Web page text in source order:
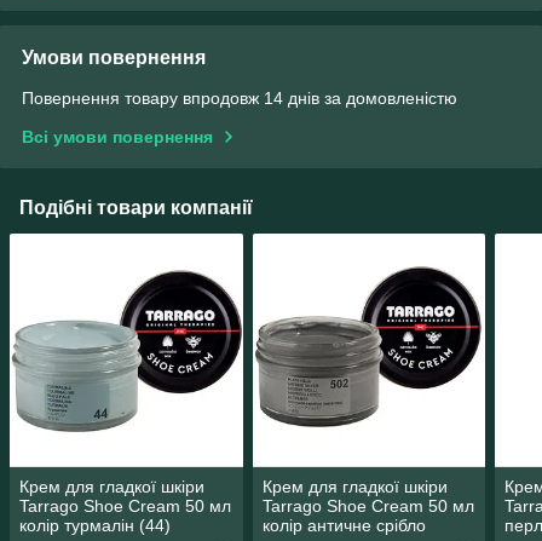
Умови повернення
Повернення товару впродовж 14 днів за домовленістю
Всі умови повернення
Подібні товари компанії
Крем для гладкої шкіри
Tarrago Shoe Cream 50 мл
колір турмалін (44)
Крем для гладкої шкіри
Tarrago Shoe Cream 50 мл
колір античне срібло